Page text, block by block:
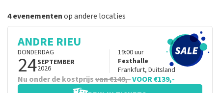
4 evenementenop andere locaties
ANDRE RIEU
DONDERDAG
24SEPTEMBER
2026
19:00uur
Festhalle
Frankfurt, Duitsland
Nu onder de kostprijsvan €149,-VOOR €139,-